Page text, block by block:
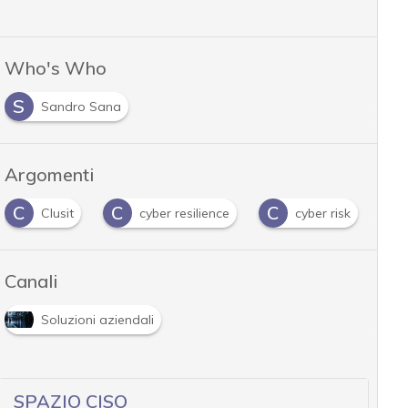
Who's Who
S
Sandro Sana
Argomenti
C
Clusit C cyber resilience C cyber risk
Canali
Soluzioni aziendali
SPAZIO CISO